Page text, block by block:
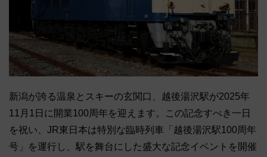
新潟が誇る温泉とスキーの玄関口、越後湯沢駅が2025年
11月1日に開業100周年を迎えます。この記念すべき一日
を祝い、JR東日本は特別な臨時列車「越後湯沢駅100周年
号」を運行し、駅を舞台にした盛大な記念イベントを開催